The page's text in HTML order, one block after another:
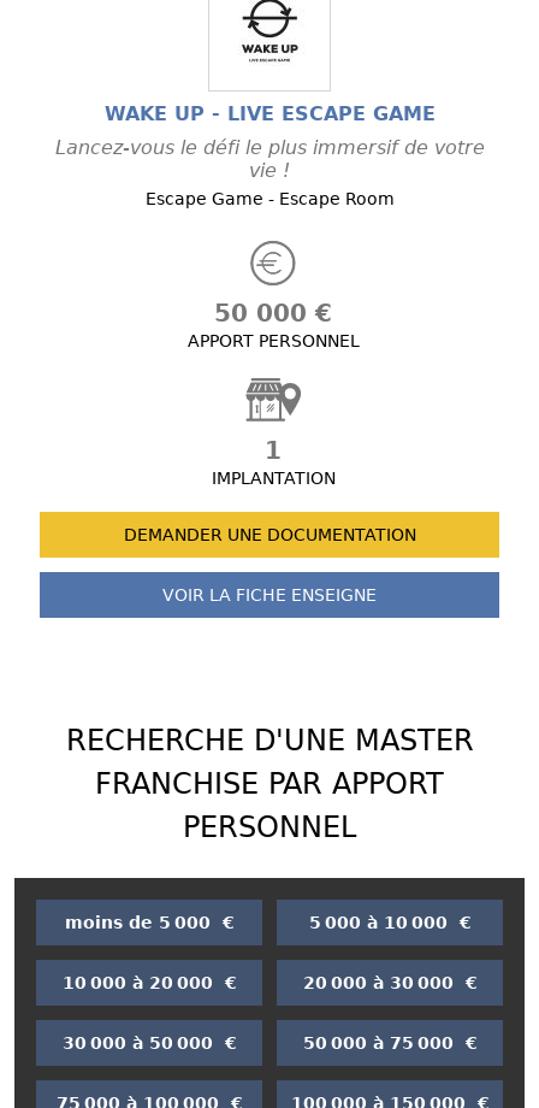
WAKE UP - LIVE ESCAPE GAME
Lancez-vous le défi le plus immersif de votre
vie !
Escape Game - Escape Room
50 000 €
APPORT PERSONNEL
1
IMPLANTATION
DEMANDER UNE DOCUMENTATION
VOIR LA FICHE ENSEIGNE
RECHERCHE D'UNE MASTER
FRANCHISE PAR APPORT
PERSONNEL
moins de 5 000 € 5 000 à 10 000 €
10 000 à 20 000 € 20 000 à 30 000 €
30 000 à 50 000 € 50 000 à 75 000 €
75 000 à 100 000 € 100 000 à 150 000 €